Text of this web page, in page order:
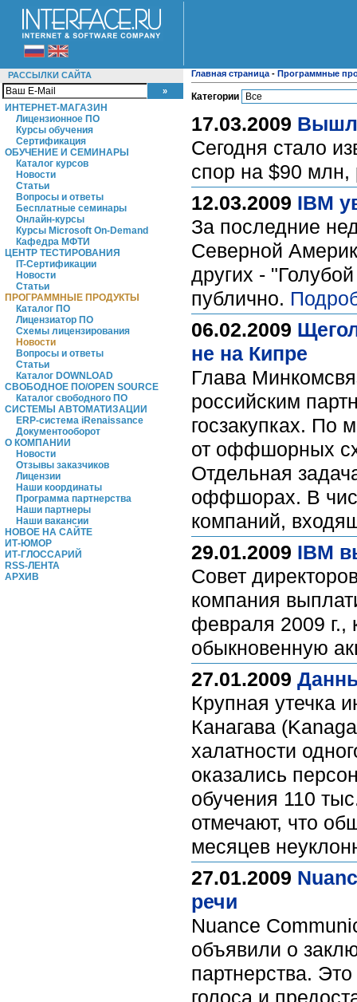
РАССЫЛКИ САЙТА
ИНТЕРНЕТ-МАГАЗИН
Лицензионное ПО
Курсы обучения
Сертификация
ОБУЧЕНИЕ И СЕМИНАРЫ
Каталог курсов
Новости
Статьи
Вопросы и ответы
Бесплатные семинары
Онлайн-курсы
Курсы Microsoft On-Demand
Кафедра МФТИ
ЦЕНТР ТЕСТИРОВАНИЯ
IT-Сертификации
Новости
Статьи
ПРОГРАММНЫЕ ПРОДУКТЫ
Каталог ПО
Лицензиатор ПО
Схемы лицензирования
Новости
Вопросы и ответы
Статьи
Каталог DOWNLOAD
СВОБОДНОЕ ПО/OPEN SOURCE
Каталог свободного ПО
СИСТЕМЫ АВТОМАТИЗАЦИИ
ERP-система iRenaissance
Документооборот
О КОМПАНИИ
Новости
Отзывы заказчиков
Лицензии
Наши координаты
Программа партнерства
Наши партнеры
Наши вакансии
НОВОЕ НА САЙТЕ
ИТ-ЮМОР
ИТ-ГЛОССАРИЙ
RSS-ЛЕНТА
АРХИВ
Главная страница - Программные
Категории
17.03.2009
Сегодня стало
спор на $90 млн,
12.03.2009 IBM
За последние
Северной
других -
публично.
06.02.2009
не на Кипре
Глава
российским
госзакупках. По
от оффшорных
Отдельная
оффшорах. В
компаний,
29.01.2009 IBM
Совет
компания
февраля 2009 г.,
обыкновенную
27.01.2009
Крупная утечка
Канагава
халатности
оказались
обучения 110
отмечают, что
месяцев
27.01.2009
речи
Nuance
объявили о
партнерства.
голоса и